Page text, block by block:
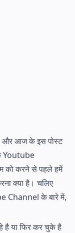
और आज के इस पोस्ट
Youtube
को करने से पहले हमें
क्या है। चलिए
Channel के बारे में,
है या फिर कर चुके है